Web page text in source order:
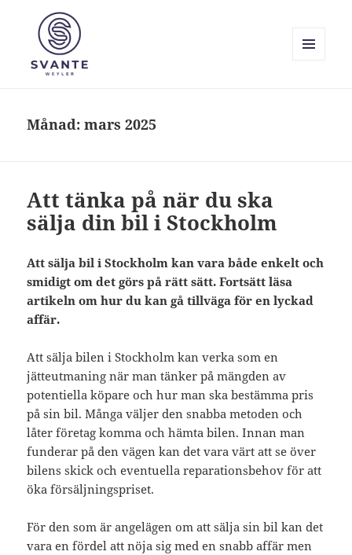
Månad:mars 2025
Att tänka på när du ska
sälja din bil i Stockholm
Att sälja bil i Stockholm kan vara både enkelt och
smidigt om det görs på rätt sätt. Fortsätt läsa
artikeln om hur du kan gå tillväga för en lyckad
affär.
Att sälja bilen i Stockholm kan verka som en
jätteutmaning när man tänker på mängden av
potentiella köpare och hur man ska bestämma pris
på sin bil. Många väljer den snabba metoden och
låter företag komma och hämta bilen. Innan man
funderar på den vägen kan det vara värt att se över
bilens skick och eventuella reparationsbehov för att
öka försäljningspriset.
För den som är angelägen om att sälja sin bil kan det
vara en fördel att nöja sig med en snabb affär men